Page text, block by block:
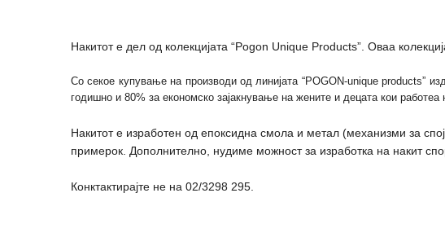
Накитот е дел од колекцијата “Pogon Unique Products” . Оваа
Со секое купување на производи од линијата “POGON-unique products”
годишно и 80% за економско зајакнување на жените и децата кои работеа
Накитот е изработен од епоксидна смола и метал (механизми за
примерок. Дополнително, нудиме можност за изработка на накит
Конктактирајте не на 02/3298 295.